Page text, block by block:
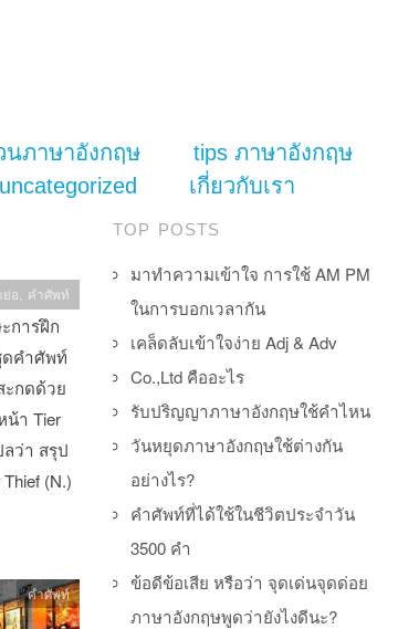
นภาษาอังกฤษ
tips ภาษาอังกฤษ
uncategorized เกี่ยวกับเรา
การฝึก
คำศัพท์
ะกดด้วย
น้า Tier
ว่า สรุป
(N.)
อ, คำศัพท์
คำศัพท์
TOP POSTS
มาทำความเข้าใจ การใช้ AM PM
ในการบอกเวลากัน
เคล็ดลับเข้าใจง่าย Adj & Adv
Co.,Ltd คืออะไร
รับปริญญาภาษาอังกฤษใช้คำไหน
วันหยุดภาษาอังกฤษใช้ต่างกัน
อย่างไร?
คำศัพท์ที่ได้ใช้ในชีวิตประจำวัน
3500 คำ
ข้อดีข้อเสีย หรือว่า จุดเด่นจุดด่อย
ภาษาอังกฤษพูดว่ายังไงดีนะ?